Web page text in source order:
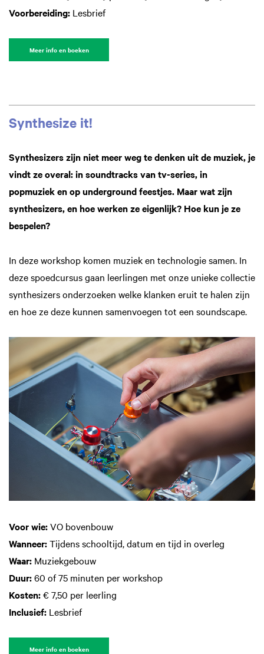
Voorbereiding: Lesbrief
Meer info en boeken
Synthesize it!
Synthesizers zijn niet meer weg te denken uit de muziek, je
vindt ze overal: in soundtracks van tv-series, in
popmuziek en op underground feestjes. Maar wat zijn
synthesizers, en hoe werken ze eigenlijk? Hoe kun je ze
bespelen?
In deze workshop komen muziek en technologie samen. In
deze spoedcursus gaan leerlingen met onze unieke collectie
synthesizers onderzoeken welke klanken eruit te halen zijn
en hoe ze deze kunnen samenvoegen tot een soundscape.
Voor wie:VO bovenbouw
Wanneer:Tijdens schooltijd, datum en tijd in overleg
Waar: Muziekgebouw
Duur:60 of 75 minuten per workshop
Kosten:€ 7,50 per leerling
Inclusief: Lesbrief
Meer info en boeken